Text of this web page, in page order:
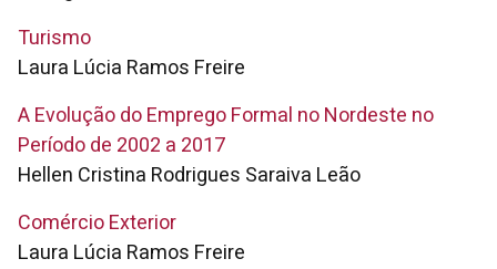
Turismo
Laura Lúcia Ramos Freire
A Evolução do Emprego Formal no Nordeste no
Período de 2002 a 2017
Hellen Cristina Rodrigues Saraiva Leão
Comércio Exterior
Laura Lúcia Ramos Freire